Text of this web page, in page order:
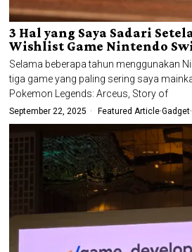
3 Hal yang Saya Sadari
Wishlist Game Nintendo
Selama beberapa tahun menggunakan
tiga game yang paling sering saya
Pokemon Legends: Arceus, Story of
September 22, 2025 Featured Article·Gadget·